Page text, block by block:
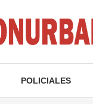
POLICIALES